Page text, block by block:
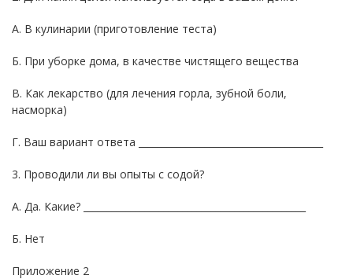
А. В кулинарии (приготовление теста)
Б. При уборке дома, в качестве чистящего вещества
В. Как лекарство (для лечения горла, зубной боли,
насморка)
Г. Ваш вариант ответа _______________________________________
3. Проводили ли вы опыты с содой?
А. Да. Какие? _______________________________________________
Б. Нет
Приложение 2